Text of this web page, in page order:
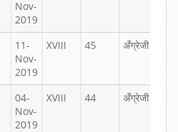
Nov-
2019
11-
Nov-
2019
XVIII 45 अँग्रेजी
04-
Nov-
2019
XVIII 44 अँग्रेजी